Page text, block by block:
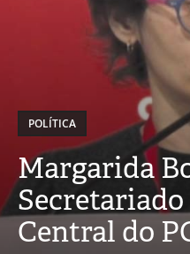
POLÍTICA
Margarida
Central do